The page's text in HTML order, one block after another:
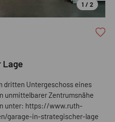
1 / 2
Lage
dritten Untergeschoss eines
unmittelbarer Zentrumsnähe
garage-in-strategischer-lage